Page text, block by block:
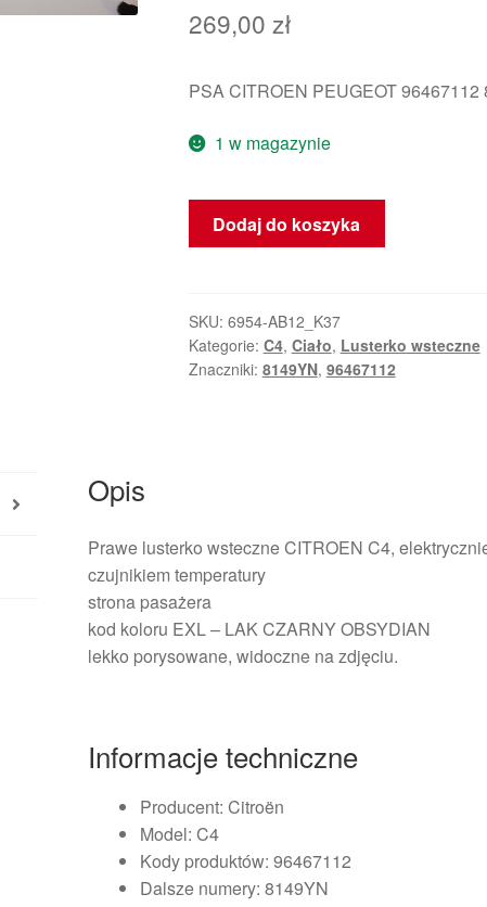
269,00 zł
PSA CITROEN PEUGEOT 96467112
1 w magazynie
ilość
Prawe
Citroën
C4
EXLD
Dodaj do koszyka
SKU: 6954-AB12_K37
Kategorie: C4, Ciało, Lusterko wsteczne
Znaczniki: 8149YN, 96467112
Opis
Prawe lusterko wsteczne CITROEN C4,
czujnikiem temperatury
strona pasażera
kod koloru EXL – LAK CZARNY OBSYDIAN
lekko porysowane, widoczne na zdjęciu.
Informacje techniczne
Producent: Citroën
Model: C4
Kody produktów: 96467112
Dalsze numery: 8149YN